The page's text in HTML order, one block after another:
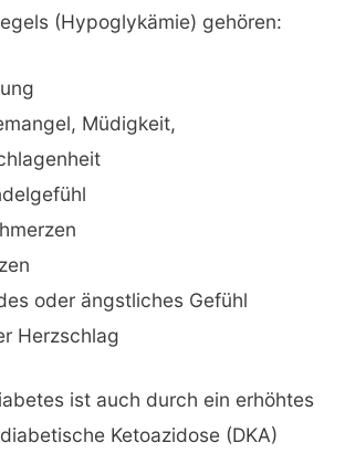
(Hypoglykämie) gehören:
Müdigkeit,
oder ängstliches Gefühl
Herzschlag
ist auch durch ein erhöhtes
Ketoazidose (DKA)